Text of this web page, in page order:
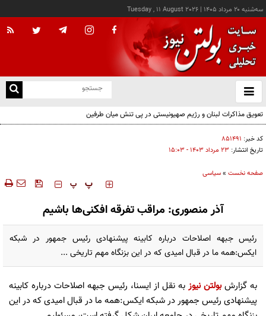
سه‌شنبه ۲۰ مرداد ۱۴۰۵ |
Tuesday , 11 August 2026
باز
و
تعویق مذاکرات لبنان و رژیم صهیونیستی در پی تنش میان طرفین
کد خبر: ۸۵۱۴۹۱
تاریخ انتشار: ۲۳ مرداد ۱۴۰۳ - ۱۵:۰۳
صفحه نخست »سیاسی
‍‍‍ پ پ
آذر منصوری: مراقب تفرقه افکنی‌ها باشیم
رئیس جبهه اصلاحات درباره کابینه پیشنهادی رئیس جمهور در شبکه
ایکس:همه ما در قبال امیدی که در این بزنگاه مهم تاریخی ...
به گزارشبولتن نیوز به نقل از ایسنا، رئیس جبهه اصلاحات درباره کابینه
پیشنهادی رئیس جمهور در شبکه ایکس:همه ما در قبال امیدی که در این